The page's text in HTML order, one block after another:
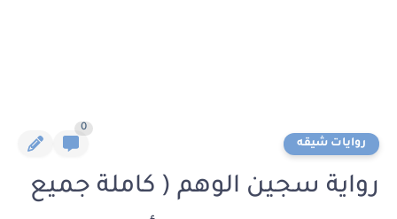
روايات شيقه
0
رواية سجين الوهم ( كاملة جميع